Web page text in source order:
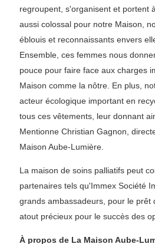
regroupent, s'organisent et portent
aussi colossal pour notre Maison,
éblouis et reconnaissants envers
Ensemble, ces femmes nous
pouce pour faire face aux charges
Maison comme la nôtre. En plus,
acteur écologique important en
tous ces vêtements, leur donnant
Mentionne Christian Gagnon,
Maison Aube-Lumière.
La maison de soins palliatifs peut
partenaires tels qu'Immex Société
grands ambassadeurs, pour le prêt
atout précieux pour le succès des
À propos de La Maison Aube-